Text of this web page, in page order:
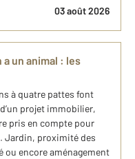
03 août 2026
un animal : les
à quatre pattes font
projet immobilier,
pris en compte pour
Jardin, proximité des
ou encore aménagement